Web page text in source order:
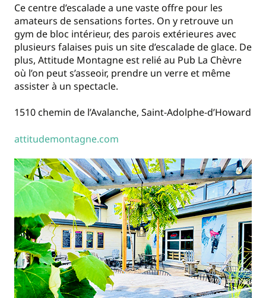
Ce centre d’escalade a une vaste offre pour les
amateurs de sensations fortes. On y retrouve un
gym de bloc intérieur, des parois extérieures avec
plusieurs falaises puis un site d’escalade de glace. De
plus, Attitude Montagne est relié au Pub La Chèvre
où l’on peut s’asseoir, prendre un verre et même
assister à un spectacle.
1510 chemin de l’Avalanche, Saint-Adolphe-d’Howard
attitudemontagne.com